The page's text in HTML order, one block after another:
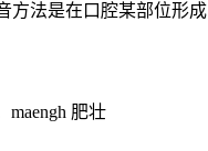
方法是在口腔某部位形
maengh 肥壮